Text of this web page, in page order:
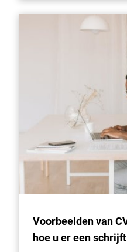
Voorbeelden van
hoe u er een schrijft